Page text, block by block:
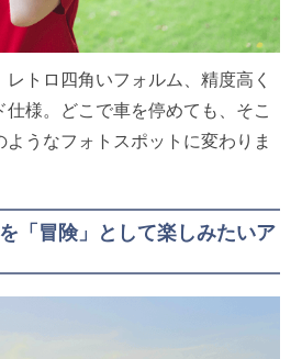
トロ四角いフォルム、精度高く
様。どこで車を停めても、そこ
うなフォトスポットに変わりま
「冒険」として楽しみたいア